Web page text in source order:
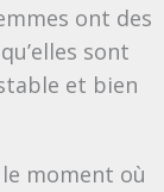
ont des
sont
et bien
moment où